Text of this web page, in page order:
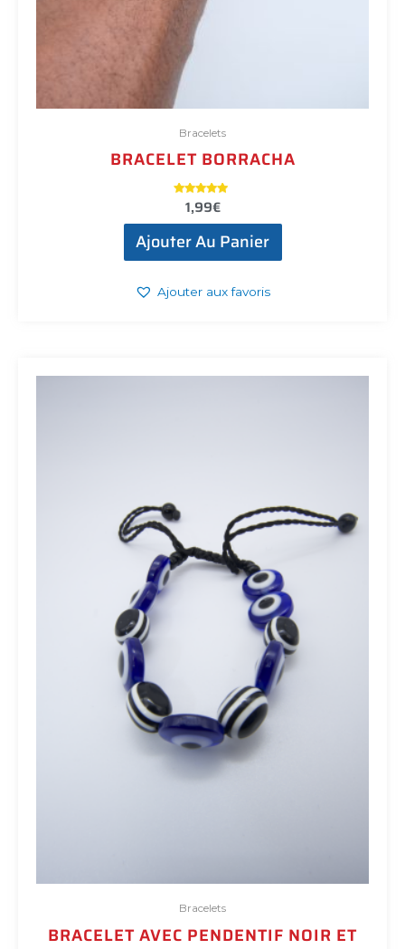
Bracelets
BRACELET BORRACHA
Note
5.00
sur 5
1,99€
Ajouter Au Panier
Ajouter aux favoris
Bracelets
BRACELET AVEC PENDENTIF NOIR ET